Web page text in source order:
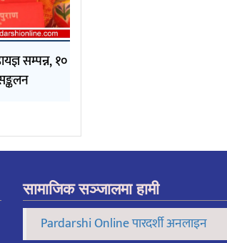
सम्पन्न, १०
सामाजिक सञ्जालमा हामी
Pardarshi Online पारदर्शी अनलाइन